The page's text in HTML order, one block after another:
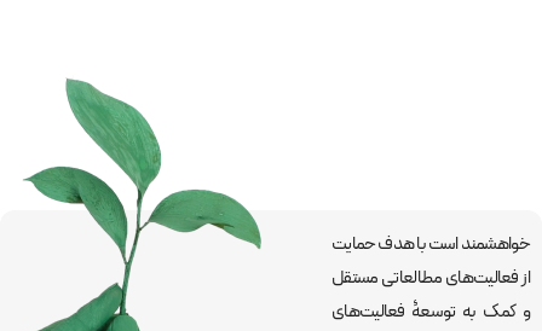
خواهشمند است با هدف حمایت
از فعالیت‌های مطالعاتی مستقل
و کمک به توسعۀ فعالیت‌های